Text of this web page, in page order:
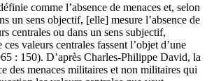
comme l’absence de menaces et, selon
un sens objectif, [elle] mesure l’absence de
centrales ou dans un sens subjectif,
ces valeurs centrales fassent l’objet d’une
: 150). D’après Charles-Philippe David, la
des menaces militaires et non militaires qui